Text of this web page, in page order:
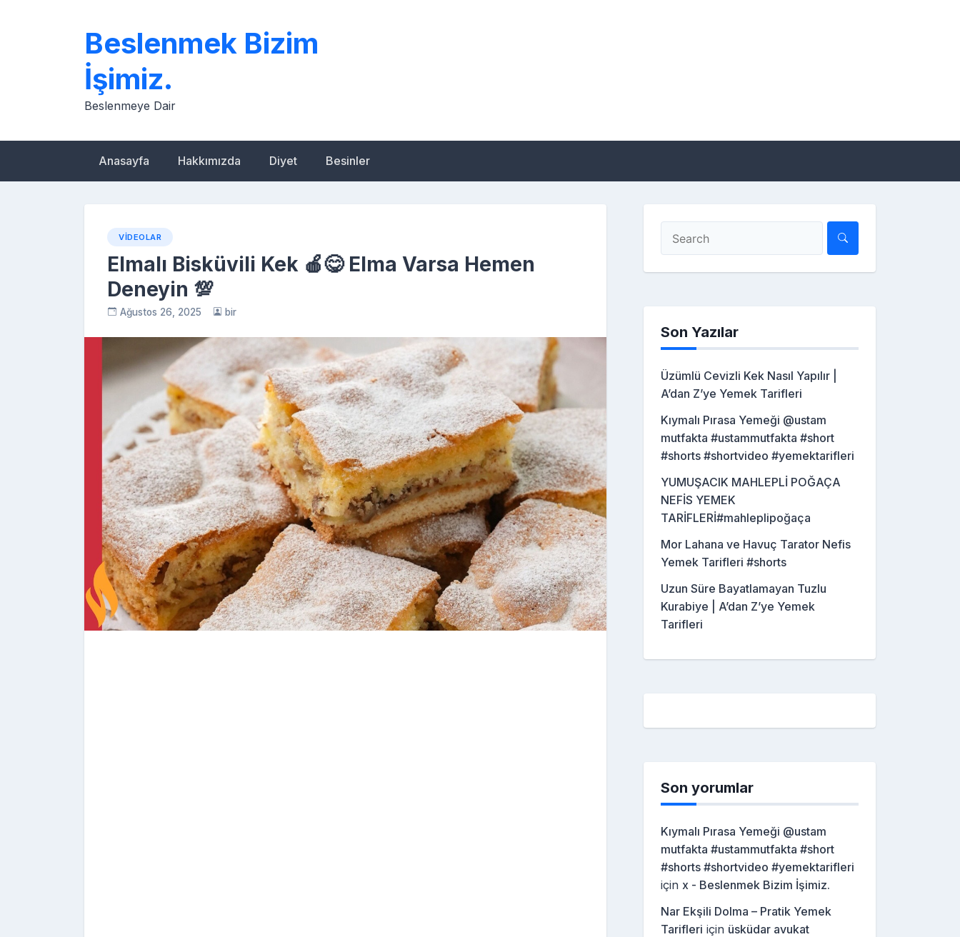
Beslenmek Bizim
İşimiz.
Beslenmeye Dair
Anasayfa Hakkımızda Diyet Besinler
VIDEOLAR
Elmalı Bisküvili Kek 🍎😋 Elma Varsa Hemen
Deneyin 💯
Ağustos 26, 2025 bir
Son Yazılar
Üzümlü Cevizli Kek Nasıl Yapılır |
A’dan Z’ye Yemek Tarifleri
Kıymalı Pırasa Yemeği @ustam
mutfakta #ustammutfakta #short
#shorts #shortvideo #yemektarifleri
YUMUŞACIK MAHLEPLİ POĞAÇA
NEFİS YEMEK
TARİFLERİ#mahleplipoğaça
Mor Lahana ve Havuç Tarator Nefis
Yemek Tarifleri #shorts
Uzun Süre Bayatlamayan Tuzlu
Kurabiye | A’dan Z’ye Yemek
Tarifleri
Son yorumlar
Kıymalı Pırasa Yemeği @ustam
mutfakta #ustammutfakta #short
#shorts #shortvideo #yemektarifleri
için x - Beslenmek Bizim İşimiz.
Nar Ekşili Dolma – Pratik Yemek
Tarifleri için üsküdar avukat